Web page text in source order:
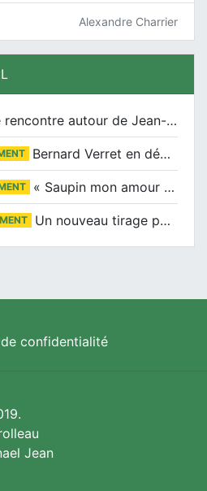
Alexandre Charrier
Une rencontre autour de Jean-Claude Suaudeau
Bernard Verret en dédicaces le samedi 13 décembre à l’Espace Culturel Atlantis
« Saupin mon amour » au salon du livre de Trentemoult
Un nouveau tirage pour le Docu-BD
confidentialité
Jean